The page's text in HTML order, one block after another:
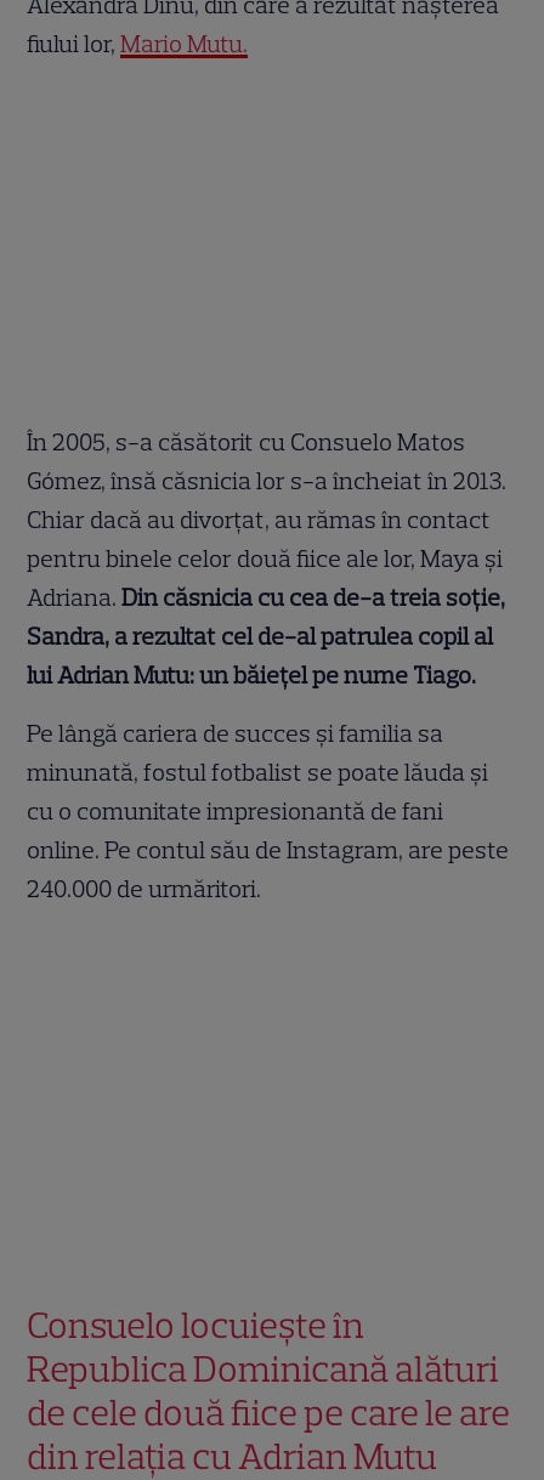
fiului lor,Mario Mutu.
În 2005, s-a căsătorit cu Consuelo Matos
Gómez, însă căsnicia lor s-a încheiat în 2013.
Chiar dacă au divorțat, au rămas în contact
pentru binele celor două fiice ale lor, Maya și
Adriana.Din căsnicia cu cea de-a treia soție,
Sandra, a rezultat cel de-al patrulea copil al
lui Adrian Mutu: un băiețel pe nume Tiago.
Pe lângă cariera de succes și familia sa
minunată, fostul fotbalist se poate lăuda și
cu o comunitate impresionantă de fani
online. Pe contul său de Instagram, are peste
240.000 de urmăritori.
Consuelo locuiește în
Republica Dominicană alături
de cele două fiice pe care le are
din relația cu Adrian Mutu